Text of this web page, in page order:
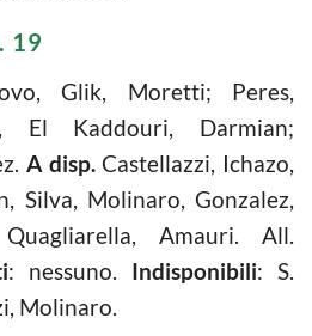
19
Glik, Moretti; Peres,
El Kaddouri, Darmian;
A disp.Castellazzi, Ichazo,
Silva, Molinaro, Gonzalez,
Amauri. All.
: nessuno. Indisponibili: S.
Molinaro.